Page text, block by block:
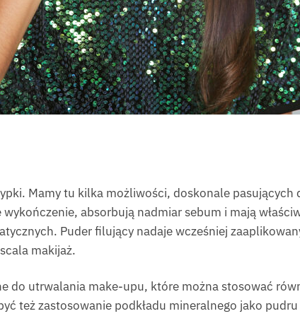
Mamy tu kilka możliwości, doskonale
absorbują nadmiar sebum i mają
Puder filujący nadaje wcześniej
makijaż.
do utrwalania make-upu, które można stosować
też zastosowanie podkładu mineralnego jako